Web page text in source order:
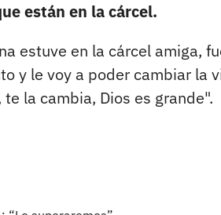
están en la cárcel.
estuve en la cárcel amiga,
y le voy a poder cambiar la
la cambia, Dios es grande".